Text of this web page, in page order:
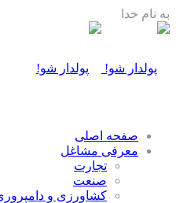
به نام خدا
صفحه اصلی
معرفی مشاغل
تجارت
صنعت
كشاورزی و